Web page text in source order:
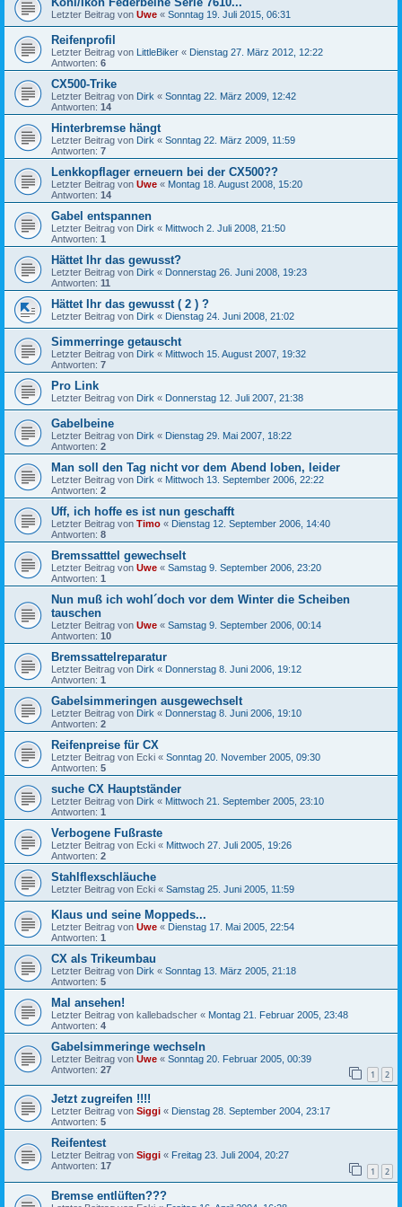
Letzter Beitrag von Uwe « Sonntag 19. Juli 2015, 06:31
Reifenprofil
Letzter Beitrag von LittleBiker « Dienstag 27. März 2012, 12:22
Antworten: 6
CX500-Trike
Letzter Beitrag von Dirk « Sonntag 22. März 2009, 12:42
Antworten: 14
Hinterbremse hängt
Letzter Beitrag von Dirk « Sonntag 22. März 2009, 11:59
Antworten: 7
Lenkkopflager erneuern bei der CX500??
Letzter Beitrag von Uwe « Montag 18. August 2008, 15:20
Antworten: 14
Gabel entspannen
Letzter Beitrag von Dirk « Mittwoch 2. Juli 2008, 21:50
Antworten: 1
Hättet Ihr das gewusst?
Letzter Beitrag von Dirk « Donnerstag 26. Juni 2008, 19:23
Antworten: 11
Hättet Ihr das gewusst ( 2 ) ?
Letzter Beitrag von Dirk « Dienstag 24. Juni 2008, 21:02
Simmerringe getauscht
Letzter Beitrag von Dirk « Mittwoch 15. August 2007, 19:32
Antworten: 7
Pro Link
Letzter Beitrag von Dirk « Donnerstag 12. Juli 2007, 21:38
Gabelbeine
Letzter Beitrag von Dirk « Dienstag 29. Mai 2007, 18:22
Antworten: 2
Man soll den Tag nicht vor dem Abend loben, leider
Letzter Beitrag von Dirk « Mittwoch 13. September 2006, 22:22
Antworten: 2
Uff, ich hoffe es ist nun geschafft
Letzter Beitrag von Timo « Dienstag 12. September 2006, 14:40
Antworten: 8
Bremssatttel gewechselt
Letzter Beitrag von Uwe « Samstag 9. September 2006, 23:20
Antworten: 1
Nun muß ich wohl´doch vor dem Winter die Scheiben
tauschen
Letzter Beitrag von Uwe « Samstag 9. September 2006, 00:14
Antworten: 10
Bremssattelreparatur
Letzter Beitrag von Dirk « Donnerstag 8. Juni 2006, 19:12
Antworten: 1
Gabelsimmeringen ausgewechselt
Letzter Beitrag von Dirk « Donnerstag 8. Juni 2006, 19:10
Antworten: 2
Reifenpreise für CX
Letzter Beitrag von Ecki « Sonntag 20. November 2005, 09:30
Antworten: 5
suche CX Hauptständer
Letzter Beitrag von Dirk « Mittwoch 21. September 2005, 23:10
Antworten: 1
Verbogene Fußraste
Letzter Beitrag von Ecki « Mittwoch 27. Juli 2005, 19:26
Antworten: 2
Stahlflexschläuche
Letzter Beitrag von Ecki « Samstag 25. Juni 2005, 11:59
Klaus und seine Moppeds...
Letzter Beitrag von Uwe « Dienstag 17. Mai 2005, 22:54
Antworten: 1
CX als Trikeumbau
Letzter Beitrag von Dirk « Sonntag 13. März 2005, 21:18
Antworten: 5
Mal ansehen!
Letzter Beitrag von kallebadscher « Montag 21. Februar 2005, 23:48
Antworten: 4
Gabelsimmeringe wechseln
Letzter Beitrag von Uwe « Sonntag 20. Februar 2005, 00:39
Antworten: 27 1 2
Jetzt zugreifen !!!!
Letzter Beitrag von Siggi « Dienstag 28. September 2004, 23:17
Antworten: 5
Reifentest
Letzter Beitrag von Siggi « Freitag 23. Juli 2004, 20:27
Antworten: 17 1 2
Bremse entlüften???